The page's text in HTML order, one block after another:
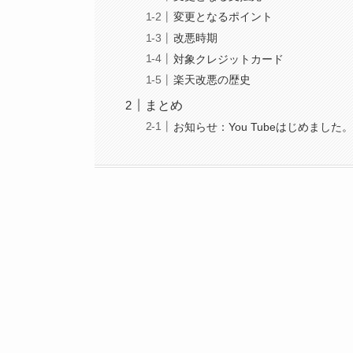
変更となるポイント
改悪時期
対象クレジットカード
楽天改悪の歴史
まとめ
お知らせ：You Tubeはじめました。